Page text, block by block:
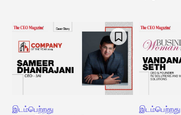
இடம்பெற்றது இடம்பெற்றது